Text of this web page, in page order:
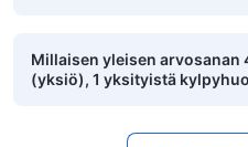
Millaisen yleisen arvosanan
(yksiö), 1 yksityistä